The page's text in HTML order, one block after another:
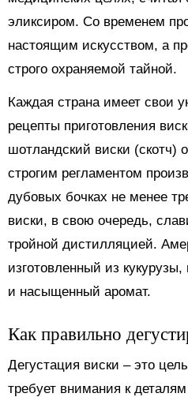
эликсиром. Со временем
настоящим искусством, а
строго охраняемой тайной.
Каждая страна имеет свои
рецепты приготовления
шотландский виски (скотч)
строгим регламентом
дубовых бочках не менее
виски, в свою очередь,
тройной дистилляцией.
изготовленный из
и насыщенный аромат.
Как правильно
Дегустация виски – это
требует внимания к